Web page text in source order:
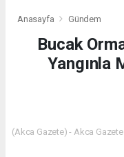
Anasayfa Gündem
Bucak
Yangınla
(Akca Gazete) - Akca